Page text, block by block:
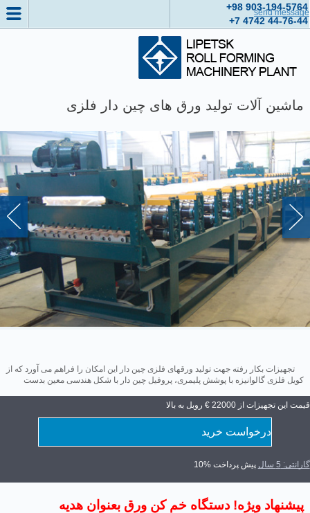
ماشین آلات تولید ورق های چین دار فلزی
تجهیزات بکار رفته جهت تولید ورقهای فلزی چین دار این امکان را فراهم می آورد که از
کویل فلزی گالوانیزه با پوشش پلیمری، پروفیل چین دار با شکل هندسی معین بدست
قیمت این تجهیزات از 22000 € روبل به بالا
درخواست خرید
10% پیش پرداخت گارانتی: 5 سال
پیشنهاد ویژه! دستگاه خم کن ورق بعنوان هدیه
send message
+98903-194-5764
+7 474244-76-44